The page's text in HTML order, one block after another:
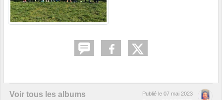
Voir tous les albums
Publié le 07 mai 2023